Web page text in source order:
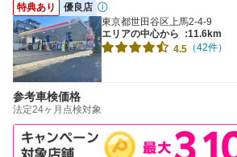
特典あり
優良店
東京都世田谷区上馬2-4-9
エリアの中心から
:11.6km
4.5 （42件）
参考車検価格
法定24ヶ月点検対象